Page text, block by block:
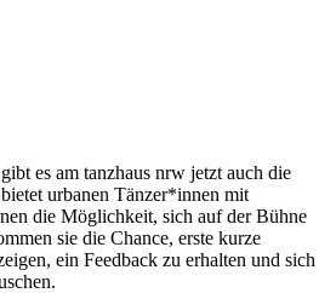
es am tanzhaus nrw jetzt auch die
urbanen Tänzer*innen mit
die Möglichkeit, sich auf der Bühne
sie die Chance, erste kurze
ein Feedback zu erhalten und sich